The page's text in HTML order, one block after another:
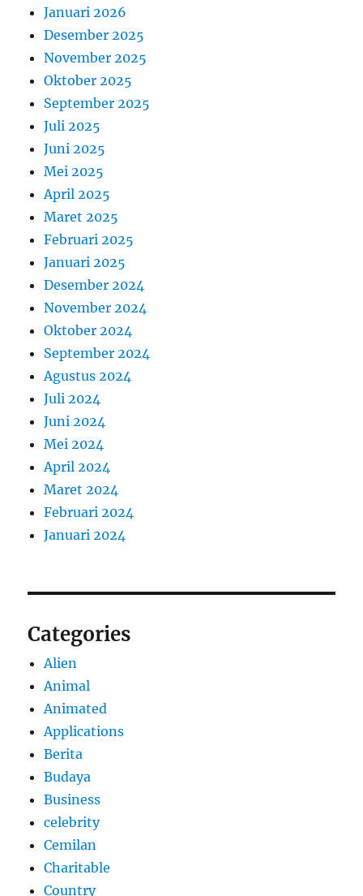
Januari 2026
Desember 2025
November 2025
Oktober 2025
September 2025
Juli 2025
Juni 2025
Mei 2025
April 2025
Maret 2025
Februari 2025
Januari 2025
Desember 2024
November 2024
Oktober 2024
September 2024
Agustus 2024
Juli 2024
Juni 2024
Mei 2024
April 2024
Maret 2024
Februari 2024
Januari 2024
Categories
Alien
Animal
Animated
Applications
Berita
Budaya
Business
celebrity
Cemilan
Charitable
Country